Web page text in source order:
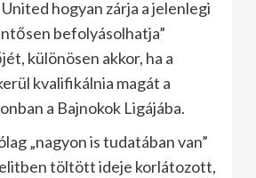
hogyan zárja a jelenlegi
befolyásolhatja”
különösen akkor, ha a
kvalifikálnia magát a
a Bajnokok Ligájába.
„nagyon is tudatában van”
elitben töltött ideje korlátozott,